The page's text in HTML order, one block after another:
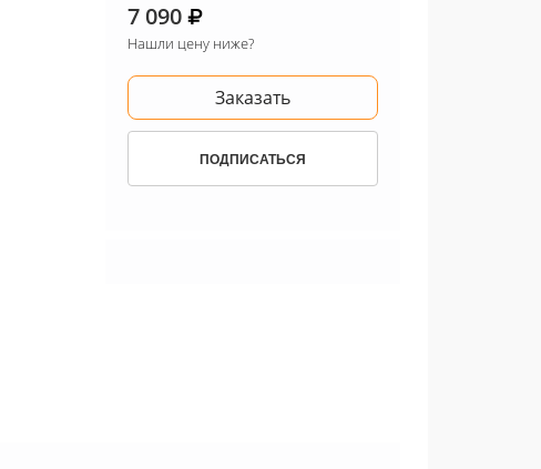
7 090
Нашли цену ниже?
Заказать
ПОДПИСАТЬСЯ